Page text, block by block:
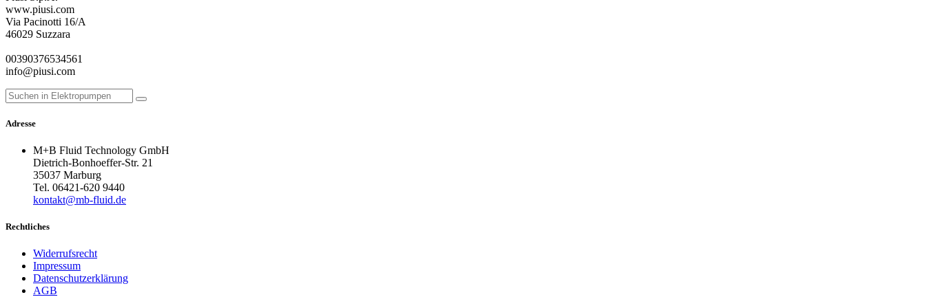
www.piusi.com
Via Pacinotti 16/A
46029 Suzzara
00390376534561
info@piusi.com
Adresse
M+B Fluid Technology GmbH
Dietrich-Bonhoeffer-Str. 21
35037 Marburg
Tel. 06421-620 9440
kontakt@mb-fluid.de
Rechtliches
Widerrufsrecht
Impressum
Datenschutzerklärung
AGB